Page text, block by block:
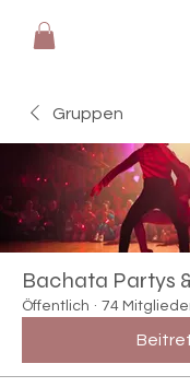
Gruppen
Bachata Partys
Öffentlich · 74